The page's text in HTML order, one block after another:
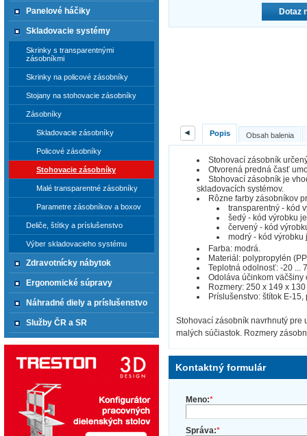
Dotaz
◄ Popis Obsah balenia
Stohovací zásobník
Otvorená predná časť
Stohovací zásobník je
skladovacích systémov.
Rôzne farby zásobníkov
transparentný - kód
šedý - kód výrobku
červený - kód
modrý - kód výrobku
Farba: modrá.
Materiál: polypropylén
Teplotná odolnosť: -20 ...
Odoláva účinkom
Rozmery: 250 x 149 x 130
Príslušenstvo: štítok E-
Stohovací zásobník navrhnutý
malých súčiastok. Rozmery
Kontaktný formulár
Meno:*
Správa:*
Panelové háčiky
Skladovacie systémy
Skrinky s transparentnými
zásobníkmi
Skrinky na policové zásobníky
Stojany na stohovacie zásobníky
Zásobníky
Skladovacie zásobníky
Policové zásobníky
Stohovacie zásobníky
Malé transparentné zásobníky
Parametre zásobníkov a boxov
Deliče, štítky a príslušenstvo
Výber skladovacieho systému
Zdravotnícky nábytok
Ergonomické súpravy
Náhradné diely a príslušenstvo
Služby ČR a SR